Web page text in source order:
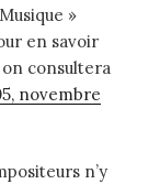
»
en savoir
on consultera
novembre
n’y